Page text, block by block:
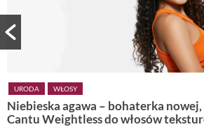
URODA WŁOSY
Niebieska agawa – bohaterka
Cantu Weightless do włosów